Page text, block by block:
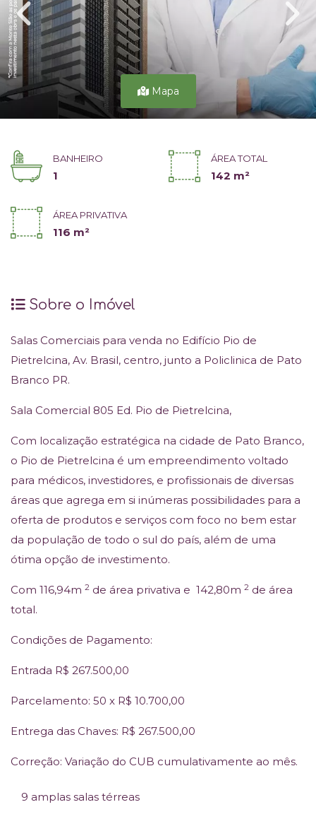
Mapa
BANHEIRO
1
ÁREA TOTAL
142 m²
ÁREA PRIVATIVA
116 m²
Sobre o Imóvel
Salas Comerciais para venda no Edifício Pio de
Pietrelcina, Av. Brasil, centro, junto a Policlinica de Pato
Branco PR.
Sala Comercial 805 Ed. Pio de Pietrelcina,
Com localização estratégica na cidade de Pato Branco,
o Pio de Pietrelcina é um empreendimento voltado
para médicos, investidores, e profissionais de diversas
áreas que agrega em si inúmeras possibilidades para a
oferta de produtos e serviços com foco no bem estar
da população de todo o sul do país, além de uma
ótima opção de investimento.
Com 116,94m 2 de área privativa e 142,80m 2 de área
total.
Condições de Pagamento:
Entrada R$ 267.500,00
Parcelamento: 50 x R$ 10.700,00
Entrega das Chaves: R$ 267.500,00
Correção: Variação do CUB cumulativamente ao mês.
9 amplas salas térreas